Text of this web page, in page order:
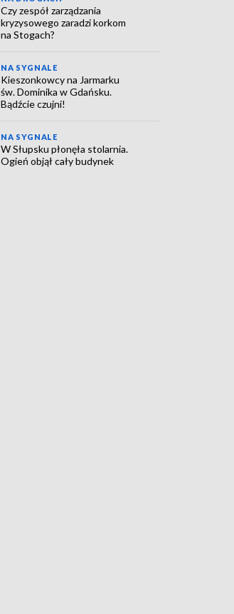
Czy zespół zarządzania
kryzysowego zaradzi korkom
na Stogach?
NA SYGNALE
Kieszonkowcy na Jarmarku
św. Dominika w Gdańsku.
Bądźcie czujni!
NA SYGNALE
W Słupsku płonęła stolarnia.
Ogień objął cały budynek